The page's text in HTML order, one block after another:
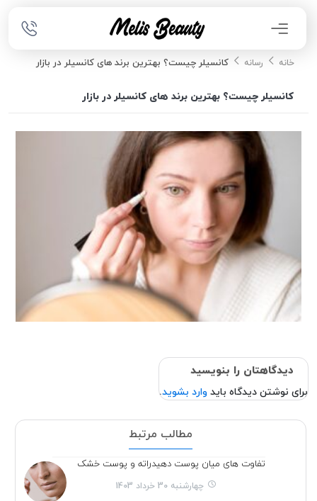
خانه رسانه کانسیلر چیست؟ بهترین برند های کانسیلر در بازار
کانسیلر چیست؟ بهترین برند های کانسیلر در بازار
دیدگاهتان را بنویسید
برای نوشتن دیدگاه باید وارد بشوید.
مطالب مرتبط
تفاوت های میان پوست دهیدراته و پوست خشک
چهارشنبه 30 خرداد 1403